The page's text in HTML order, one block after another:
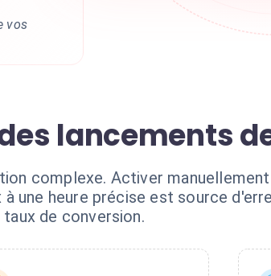
vos
lancements
complexe. Activer
une heure précise est source
de conversion.